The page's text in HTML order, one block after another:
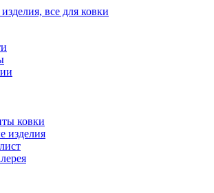
ковки
изделия